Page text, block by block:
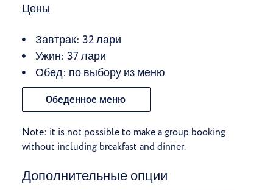
Цены
Завтрак: 32 лари
Ужин: 37 лари
Обед: по выбору из меню
Обеденное меню
Note: it is not possible to make a group booking
without including breakfast and dinner.
Дополнительные опции